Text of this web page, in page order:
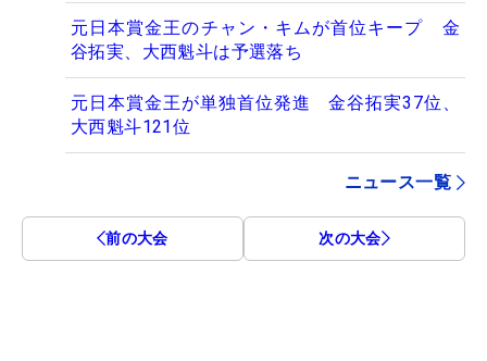
元日本賞金王のチャン・キムが首位キープ 金
谷拓実、大西魁斗は予選落ち
元日本賞金王が単独首位発進 金谷拓実37位、
大西魁斗121位
ニュース一覧
前の大会 次の大会